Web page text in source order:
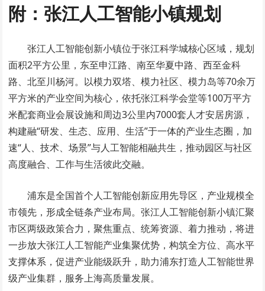
附：张江人工智能小镇规划
张江人工智能创新小镇位于张江科学城核心区域，规划
面积2平方公里，东至申江路、南至华夏中路、西至金科
路、北至川杨河。以模力双塔、模力社区、模力岛等70余万
平方米的产业空间为核心，依托张江科学会堂等100万平方
米配套商业会展设施和周边3公里内7000套人才安居房源，
构建融“研发、生态、应用、生活”于一体的产业生态圈，加
速“人、技术、场景”与人工智能相融共生，推动园区与社区
高度融合、工作与生活彼此交融。
浦东是全国首个人工智能创新应用先导区，产业规模全
市领先，形成全链条产业布局。张江人工智能创新小镇汇聚
市区两级政策合力，聚焦重点、统筹资源、着力推动，将进
一步放大张江人工智能产业集聚优势，构筑全方位、高水平
支撑体系，促进产业能级跃升，助力浦东打造人工智能世界
级产业集群，服务上海高质量发展。